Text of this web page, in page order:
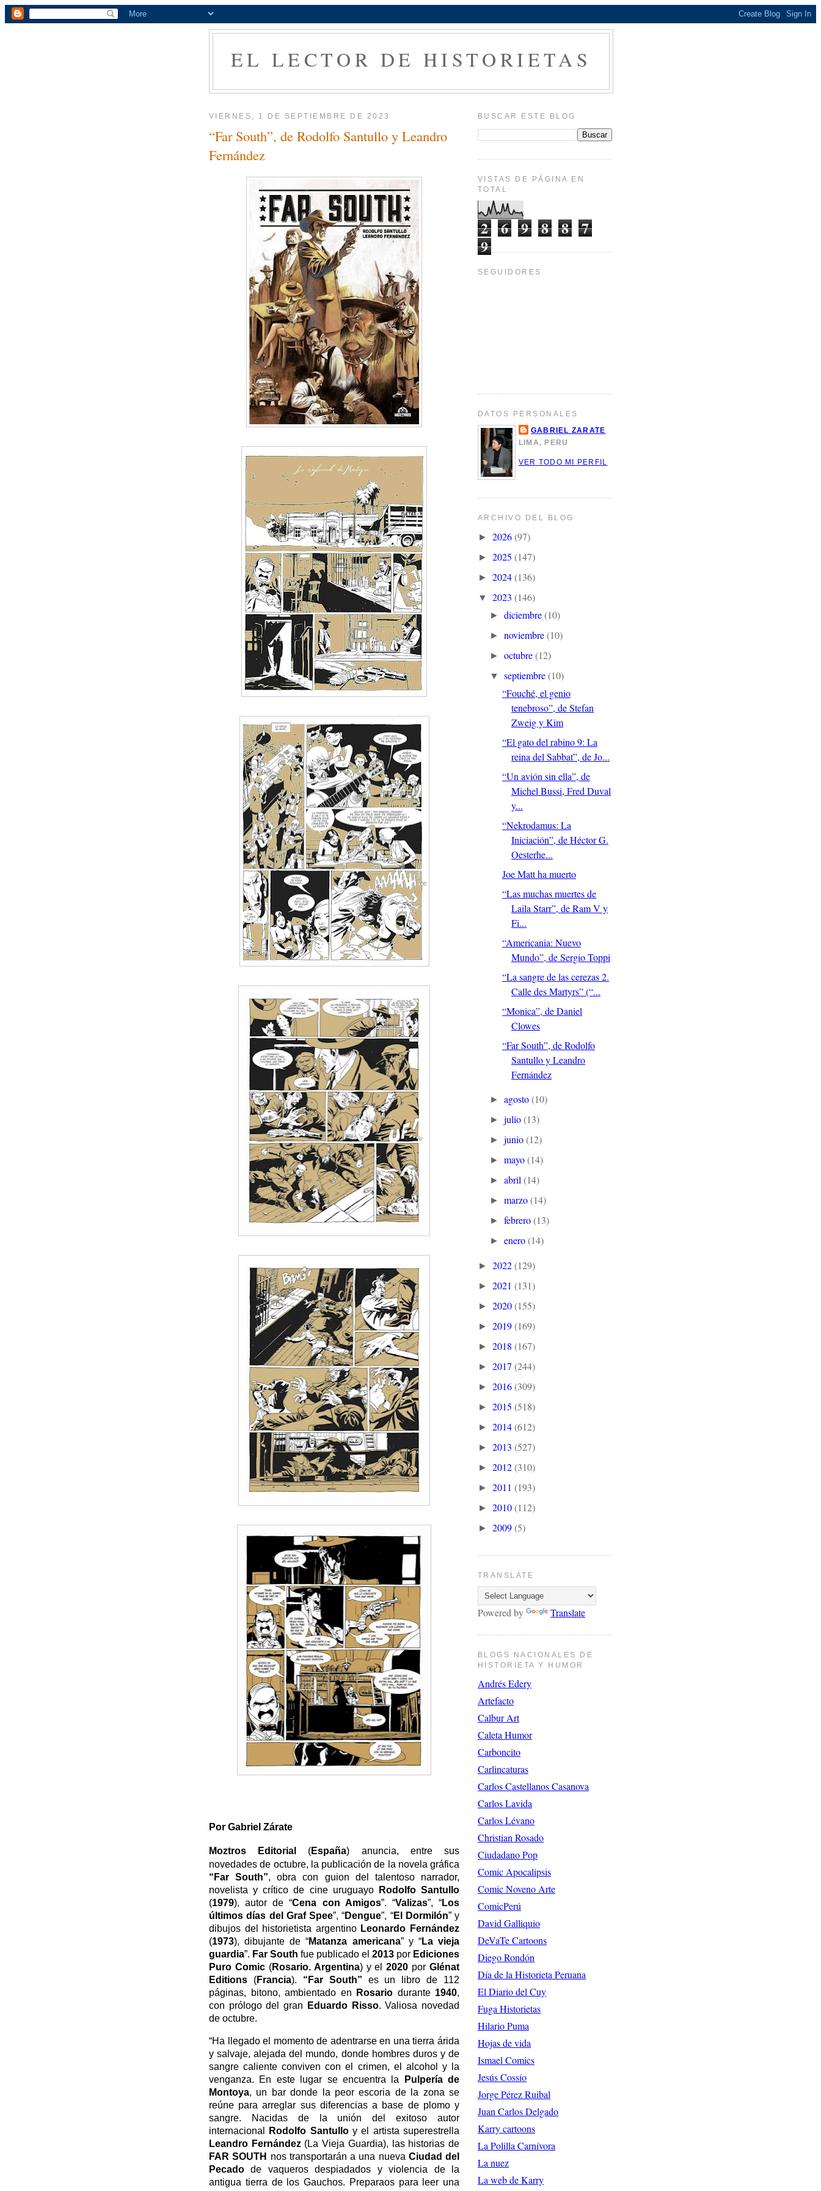
EL LECTOR DE HISTORIETAS
VIERNES, 1 DE SEPTIEMBRE DE 2023
“Far South”, de Rodolfo Santullo y Leandro
Fernández
Por Gabriel Zárate
Moztros Editorial (España) anuncia, entre sus
novedades de octubre, la publicación de la novela gráfica
“Far South”,
obra con guion del talentoso narrador,
novelista y crítico de cine uruguayo
Rodolfo Santullo
(1979), autor de “Cena con Amigos”. “Valizas”, “Los
últimos días del Graf Spee”, “Dengue”, “El Dormilón” y
dibujos del historietista argentino Leonardo Fernández
(1973), dibujante de “Matanza americana” y “La vieja
guardia”. Far South fue publicado el 2013 por Ediciones
Puro Comic(Rosario. Argentina) y el2020 por Glénat
Editions (Francia). “Far South” es un libro de 112
páginas, bitono, ambientado en
Rosario durante 1940,
con prólogo del gran
Eduardo Risso. Valiosa novedad
de octubre.
“Ha llegado el momento de adentrarse en una tierra árida
y salvaje, alejada del mundo, donde hombres duros y de
sangre caliente conviven con el crimen, el alcohol y la
venganza. En este lugar se encuentra la
Pulpería de
Montoya, un bar donde la peor escoria de la zona se
reúne para arreglar sus diferencias a base de plomo y
sangre. Nacidas de la unión del exitoso autor
internacional
Rodolfo Santulloy el artista superestrella
Leandro Fernández(La Vieja Guardia), las historias de
FAR SOUTH nos transportarán a una nueva Ciudad del
Pecado de vaqueros despiadados y violencia de la
antigua tierra de los Gauchos. Preparaos para leer una
BUSCAR ESTE BLOG
VISTAS DE PÁGINA EN
TOTAL
2 6 9 8 8 7
9
SEGUIDORES
DATOS PERSONALES
GABRIEL ZARATE
LIMA, PERU
VER TODO MI PERFIL
ARCHIVO DEL BLOG
► 2026(97)
► 2025 (147)
► 2024(136)
▼ 2023 (146)
►diciembre(10)
►noviembre(10)
►octubre(12)
▼septiembre(10)
“Fouché, el genio
tenebroso”, de Stefan
Zweig y Kim
“El gato del rabino 9: La
reina del Sabbat”, de Jo...
“Un avión sin ella”, de
Michel Bussi, Fred Duval
y...
“Nekrodamus: La
Iniciación”, de Héctor G.
Oesterhe...
Joe Matt ha muerto
“Las muchas muertes de
Laila Starr”, de Ram V y
Fi...
“Americania: Nuevo
Mundo”, de Sergio Toppi
“La sangre de las cerezas 2.
Calle des Martyrs” (“...
“Monica”, de Daniel
Clowes
“Far South”, de Rodolfo
Santullo y Leandro
Fernández
►agosto(10)
►julio(13)
►junio(12)
►mayo(14)
►abril(14)
►marzo(14)
►febrero(13)
►enero(14)
► 2022(129)
► 2021 (131)
► 2020(155)
► 2019(169)
► 2018 (167)
► 2017 (244)
► 2016(309)
► 2015 (518)
► 2014(612)
► 2013 (527)
► 2012(310)
► 2011 (193)
► 2010(112)
► 2009(5)
TRANSLATE
Powered by Translate
BLOGS NACIONALES DE
HISTORIETA Y HUMOR
Andrés Edery
Artefacto
Calbur Art
Caleta Humor
Carboncito
Carlincaturas
Carlos Castellanos Casanova
Carlos Lavida
Carlos Lévano
Christian Rosado
Ciudadano Pop
Comic Apocalipsis
Comic Noveno Arte
ComicPerú
David Galliquio
DeVaTe Cartoons
Diego Rondón
Día de la Historieta Peruana
El Diario del Cuy
Fuga Historietas
Hilario Puma
Hojas de vida
Ismael Comics
Jesús Cossío
Jorge Pérez Ruibal
Juan Carlos Delgado
Karry cartoons
La Polilla Carnívora
La nuez
La web de Karry